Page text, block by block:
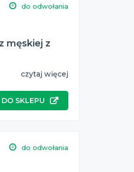
do odwołania
męskiej z
czytaj więcej
DO SKLEPU
do odwołania